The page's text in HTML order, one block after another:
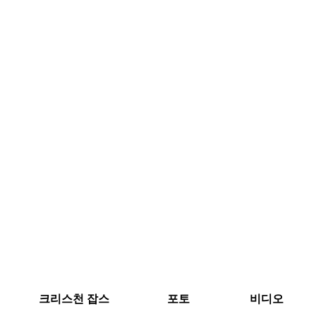
크리스천 잡스 포토 비디오